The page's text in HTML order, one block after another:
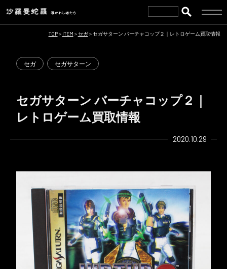
TOP> ITEM >セガ>セガサターン バーチャコップ２｜レトロゲーム買取情報
セガ セガサターン
セガサターン バーチャコップ２｜
レトロゲーム買取情報
2020.10.29